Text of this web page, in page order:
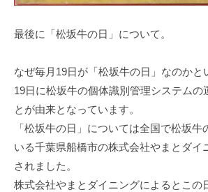
最後に「松坂牛の日」について。
なぜ毎月19日が「松坂牛の日」なのかと
19日に松坂牛の個体識別管理システムの
とが由来となっています。
「松坂牛の日」については全国で松坂牛
いる千葉県船橋市の株式会社やまとダイ
されました。
株式会社やまとダイニングによるとこの